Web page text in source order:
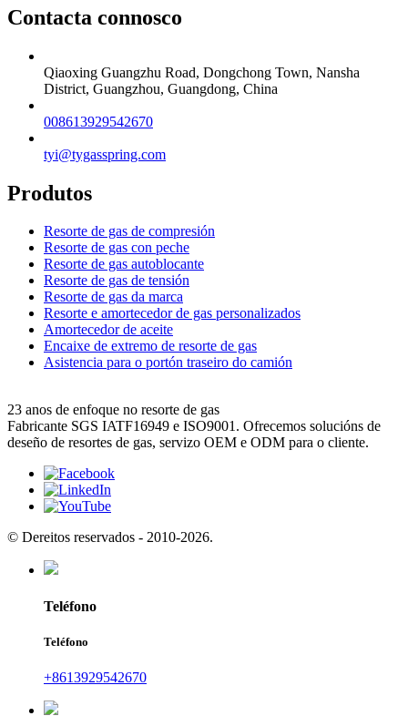
Contacta connosco
Qiaoxing Guangzhu Road, Dongchong Town, Nansha
District, Guangzhou, Guangdong, China
008613929542670
tyi@tygasspring.com
Produtos
Resorte de gas de compresión
Resorte de gas con peche
Resorte de gas autoblocante
Resorte de gas de tensión
Resorte de gas da marca
Resorte e amortecedor de gas personalizados
Amortecedor de aceite
Encaixe de extremo de resorte de gas
Asistencia para o portón traseiro do camión
23 anos de enfoque no resorte de gas
Fabricante SGS IATF16949 e ISO9001. Ofrecemos solucións de
deseño de resortes de gas, servizo OEM e ODM para o cliente.
© Dereitos reservados - 2010-2026.
Teléfono
Teléfono
+8613929542670